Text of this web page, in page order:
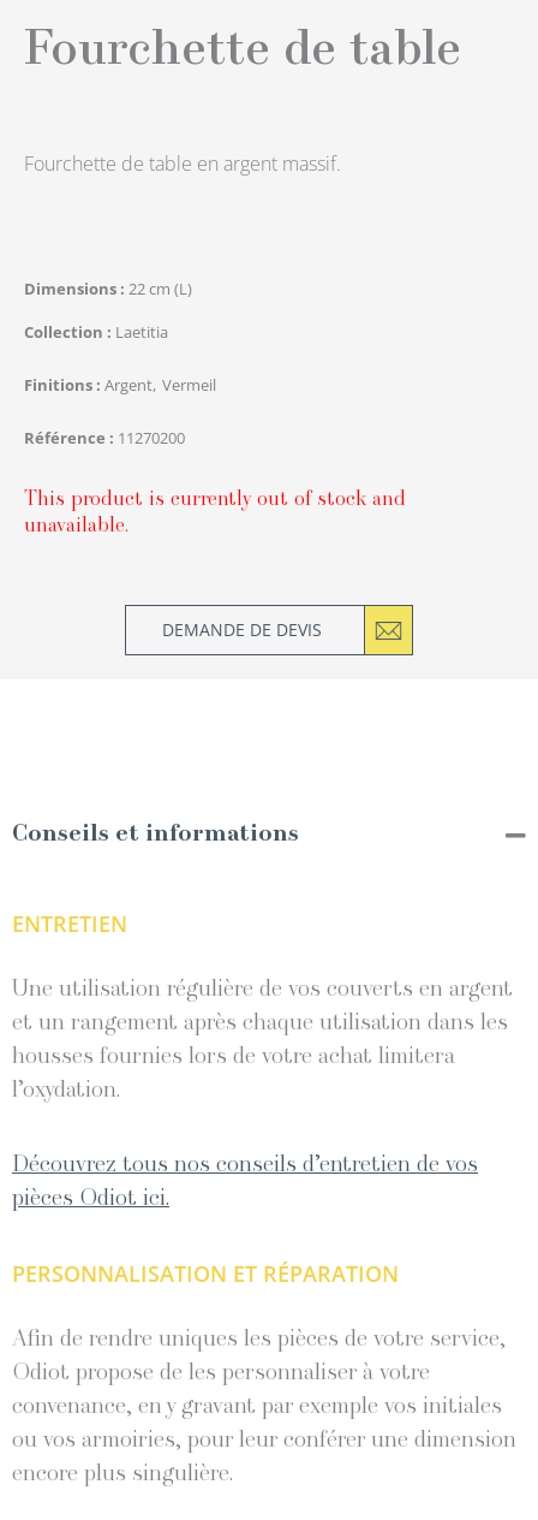
Fourchette de table
Fourchette de table en argent massif.
Dimensions 22 cm (L)
Collection
Laetitia
Finitions Argent Vermeil
Référence 11270200
This product is currently out of stock and
unavailable.
DEMANDE DE DEVIS
Conseils et informations
ENTRETIEN
Une utilisation régulière de vos couverts en argent
et un rangement après chaque utilisation dans les
housses fournies lors de votre achat limitera
l’oxydation.
Découvrez tous nos conseils d’entretien de vos
pièces Odiot ici.
PERSONNALISATION ET RÉPARATION
Afin de rendre uniques les pièces de votre service,
Odiot propose de les personnaliser à votre
convenance, en y gravant par exemple vos initiales
ou vos armoiries, pour leur conférer une dimension
encore plus singulière.